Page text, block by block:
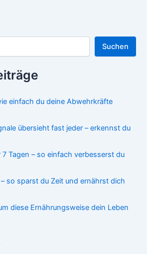
Suchen
einfach du deine Abwehrkräfte
übersieht fast jeder – erkennst du
7 Tagen – so einfach verbesserst du
– so sparst du Zeit und ernährst dich
diese Ernährungsweise dein Leben